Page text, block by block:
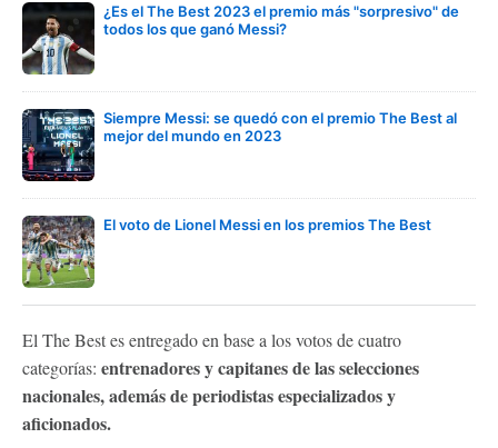
¿Es el The Best 2023 el premio más "sorpresivo" de
todos los que ganó Messi?
Siempre Messi: se quedó con el premio The Best al
mejor del mundo en 2023
El voto de Lionel Messi en los premios The Best
El The Best es entregado en base a los votos de cuatro
categorías: entrenadores y capitanes de las selecciones
nacionales, además de periodistas especializados y
aficionados.